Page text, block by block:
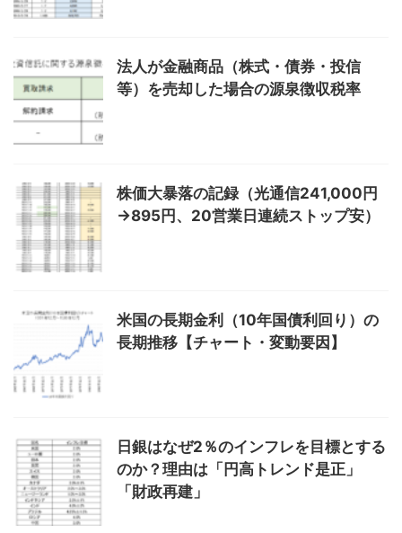
法人が金融商品（株式・債券・投信
等）を売却した場合の源泉徴収税率
株価大暴落の記録（光通信241,000円
→895円、20営業日連続ストップ安）
米国の長期金利（10年国債利回り）の
長期推移【チャート・変動要因】
日銀はなぜ2％のインフレを目標とする
のか？理由は「円高トレンド是正」
「財政再建」